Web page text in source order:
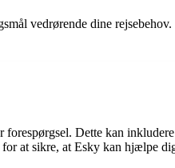
vedrørende dine
Dette kan
at sikre, at Esky kan hjælpe